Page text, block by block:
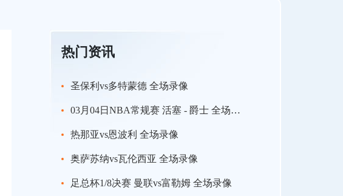
热门资讯
圣保利vs多特蒙德 全场录像
03月04日NBA常规赛 活塞 - 爵士 全场录像
热那亚vs恩波利 全场录像
奥萨苏纳vs瓦伦西亚 全场录像
足总杯1/8决赛 曼联vs富勒姆 全场录像